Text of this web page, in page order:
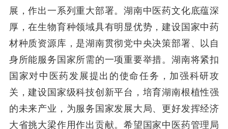
展，作出一系列重大部署。湖南中医药文化底蕴深
厚，在生物育种领域具有明显优势，建设国家中药
材种质资源库，是湖南贯彻党中央决策部署、以自
身所能服务国家所需的一项重要举措。湖南将紧扣
国家对中医药发展提出的使命任务，加强科研攻
关，建设国家级科技创新平台，培育湖南根植性强
的未来产业，为服务国家发展大局、更好发挥经济
大省挑大梁作用作出贡献。希望国家中医药管理局